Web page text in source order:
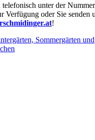
unter der Nummer
Verfügung oder Sie senden
!
Sommergärten und